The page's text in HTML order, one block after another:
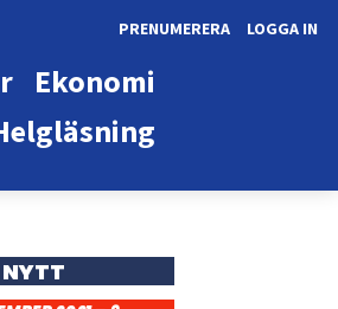
LOGGA IN
PRENUMERERA
Ekonomi
NYTT